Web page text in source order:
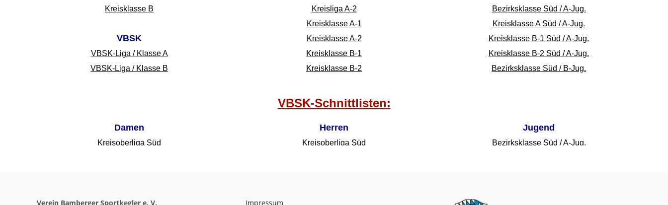
Verein Bamberger Sportkegler e. V. Impressum